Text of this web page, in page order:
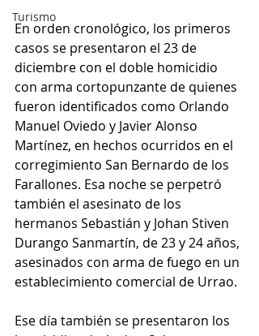
Turismo
En orden cronológico, los primeros
casos se presentaron el 23 de
diciembre con el doble homicidio
con arma cortopunzante de quienes
fueron identificados como Orlando
Manuel Oviedo y Javier Alonso
Martínez, en hechos ocurridos en el
corregimiento San Bernardo de los
Farallones. Esa noche se perpetró
también el asesinato de los
hermanos Sebastián y Johan Stiven
Durango Sanmartín, de 23 y 24 años,
asesinados con arma de fuego en un
establecimiento comercial de Urrao.
Ese día también se presentaron los